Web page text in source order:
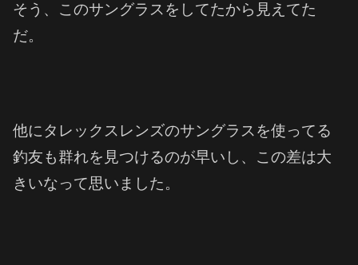
そう、このサングラスをしてたから見えてた
だ。
他にタレックスレンズのサングラスを使ってる
釣友も群れを見つけるのが早いし、この差は大
きいなって思いました。